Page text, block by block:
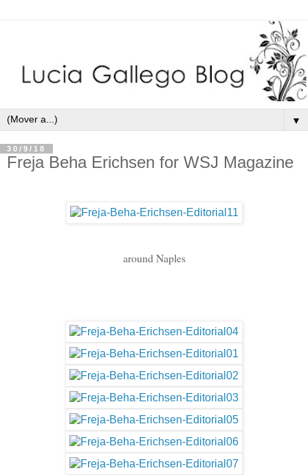
▼
30/9/18
Freja Beha Erichsen for WSJ Magazine
around Naples